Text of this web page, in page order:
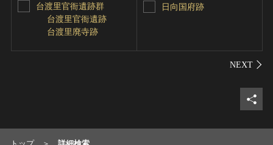
台渡里官衙遺跡群
台渡里官衙遺跡
台渡里廃寺跡
日向国府跡
シェ